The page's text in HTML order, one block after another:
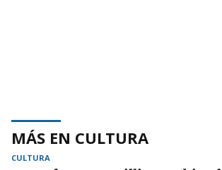
MÁS EN CULTURA
CULTURA